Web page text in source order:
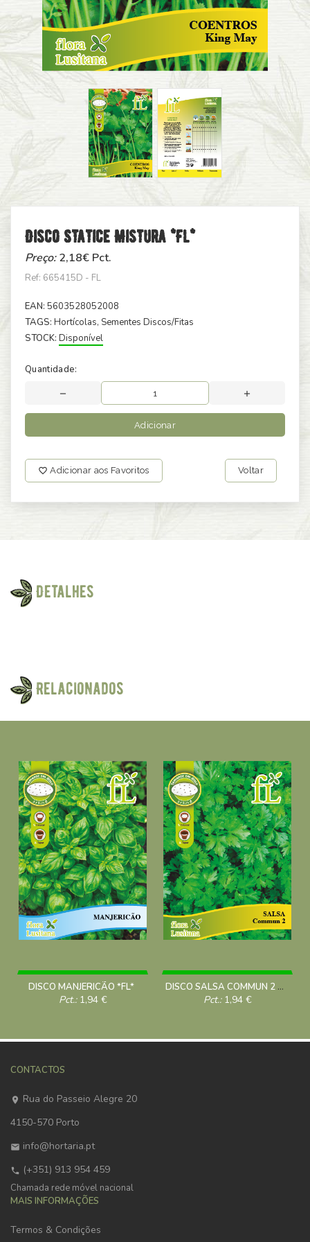
Disco Statice Mistura *fl*
Preço:2,18€ Pct.
Ref: 665415D - FL
EAN: 5603528052008
TAGS: Hortícolas, Sementes Discos/Fitas
STOCK: Disponível
Quantidade:
Adicionar
Adicionar aos Favoritos Voltar
Detalhes
Relacionados
DISCO MANJERICÃO *FL*
Pct.: 1,94 €
DISCO SALSA COMMUN 2 *FL*
Pct.: 1,94 €
CONTACTOS
Rua do Passeio Alegre 20
4150-570 Porto
info@hortaria.pt
(+351) 913 954 459
Chamada rede móvel nacional
MAIS INFORMAÇÕES
Termos & Condições